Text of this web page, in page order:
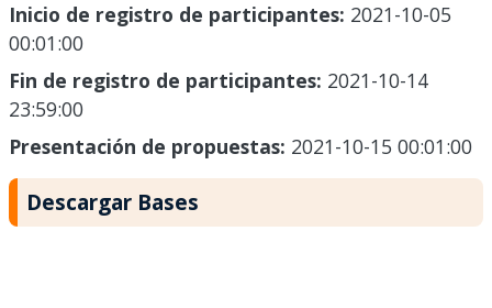
Inicio de registro de participantes: 2021-10-05
00:01:00
Fin de registro de participantes: 2021-10-14
23:59:00
Presentación de propuestas: 2021-10-15 00:01:00
Descargar Bases